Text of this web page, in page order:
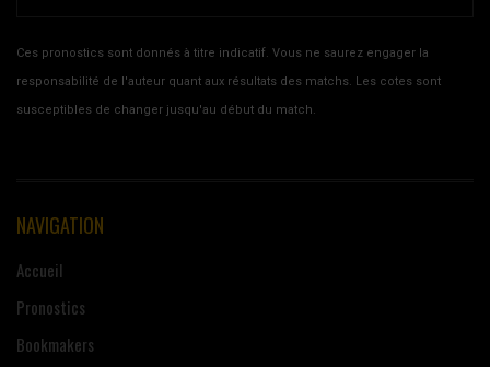
Ces pronostics sont donnés à titre indicatif. Vous ne saurez engager la
responsabilité de l'auteur quant aux résultats des matchs. Les cotes sont
susceptibles de changer jusqu'au début du match.
NAVIGATION
Accueil
Pronostics
Bookmakers